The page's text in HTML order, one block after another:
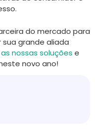
do mercado para
sua grande aliada
nossas soluções e
novo ano!